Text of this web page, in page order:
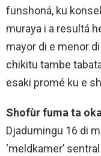
funshoná, ku
muraya i a resultá
mayor di e menor
chikitu tambe
esaki promé ku e
Shofùr fuma ta
Djadumingu 16 di
‘meldkamer’